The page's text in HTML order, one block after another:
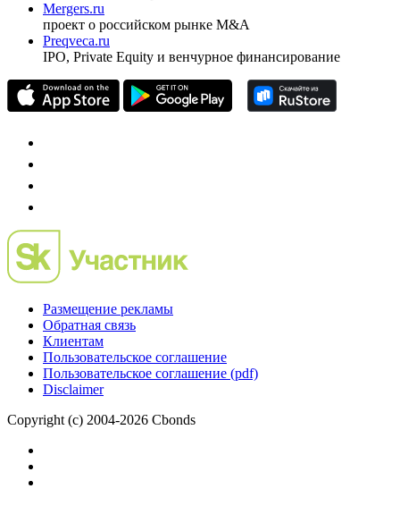
Investfunds
универсальный ресурс по фондовому рынку для
частного инвестора России
проект о российском рынке M&A
Preqveca.ru
Размещение рекламы
Обратная связь
Пользовательское соглашение
Copyright (c) 2004-2026 Cbonds